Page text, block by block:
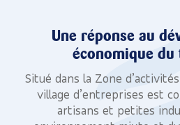
Une réponse au
économique
Situé dans la Zone
village d’entreprises est
artisans et petites